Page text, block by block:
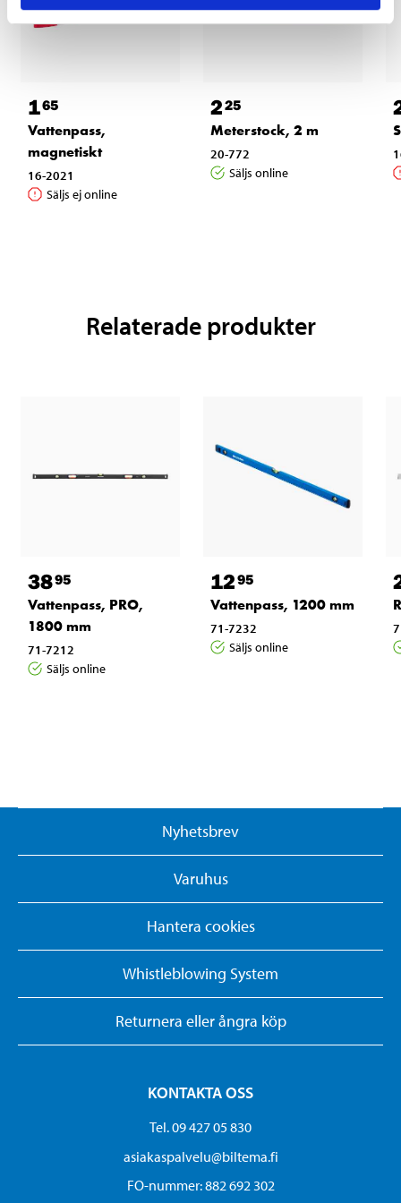
165
Vattenpass,
magnetiskt
16-2021
Säljs ej online
225
Meterstock, 2 m
20-772
Säljs online
Relaterade produkter
3895
Vattenpass, PRO,
1800 mm
71-7212
Säljs online
1295
Vattenpass, 1200 mm
71-7232
Säljs online
Nyhetsbrev
Varuhus
Hantera cookies
Whistleblowing System
Returnera eller ångra köp
KONTAKTA OSS
Tel. 09 427 05 830
asiakaspalvelu@biltema.fi
FO-nummer:​ 882 692 302